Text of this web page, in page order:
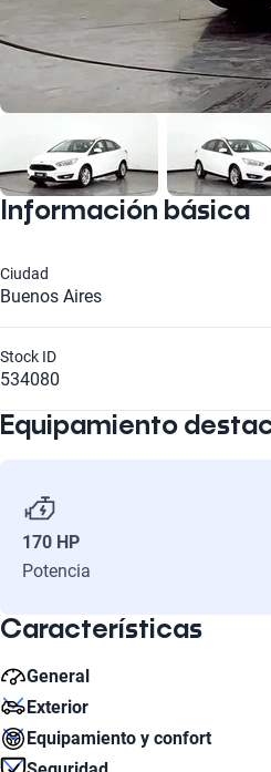
Información básica
Buenos Aires
Ciudad
534080
Stock ID
Equipamiento
170 HP
Potencia
Características
General
5
Exterior
Diámetro de Rin
Equipamiento y confort